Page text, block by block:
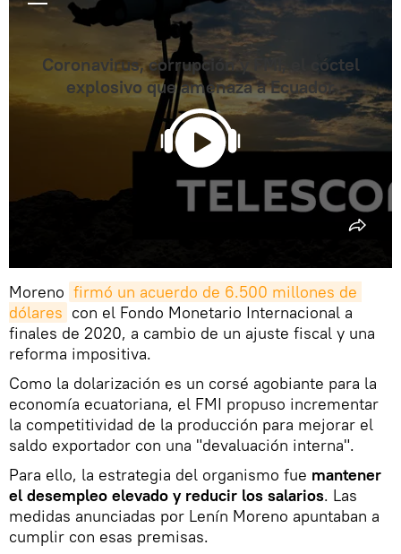
Coronavirus, corrupción y FMI, el cóctel
explosivo que amenaza a Ecuador
Moreno firmó un acuerdo de 6.500 millones de
dólares con el Fondo Monetario Internacional a
finales de 2020, a cambio de un ajuste fiscal y una
reforma impositiva.
Como la dolarización es un corsé agobiante para la
economía ecuatoriana, el FMI propuso incrementar
la competitividad de la producción para mejorar el
saldo exportador con una "devaluación interna".
Para ello, la estrategia del organismo fue mantener
el desempleo elevado y reducir los salarios. Las
medidas anunciadas por Lenín Moreno apuntaban a
cumplir con esas premisas.